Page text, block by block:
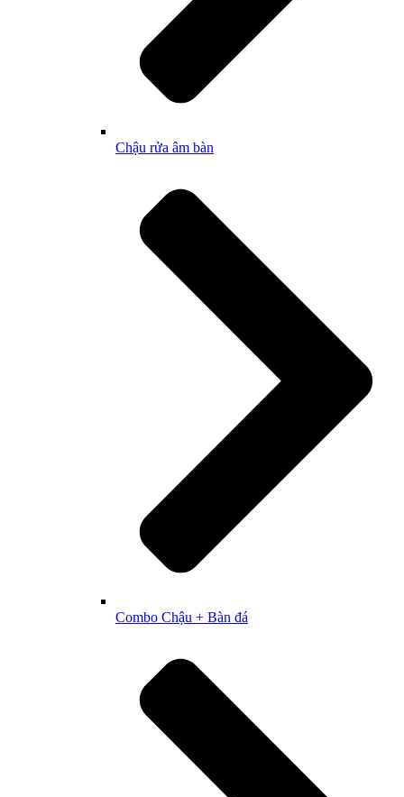
Chậu rửa âm bàn
Combo Chậu + Bàn đá